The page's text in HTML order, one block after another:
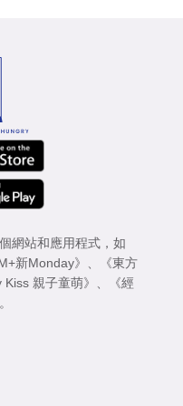
網站和應用程式，如
新Monday》 、
《東方
Kiss 親子童萌》 、
《經
。